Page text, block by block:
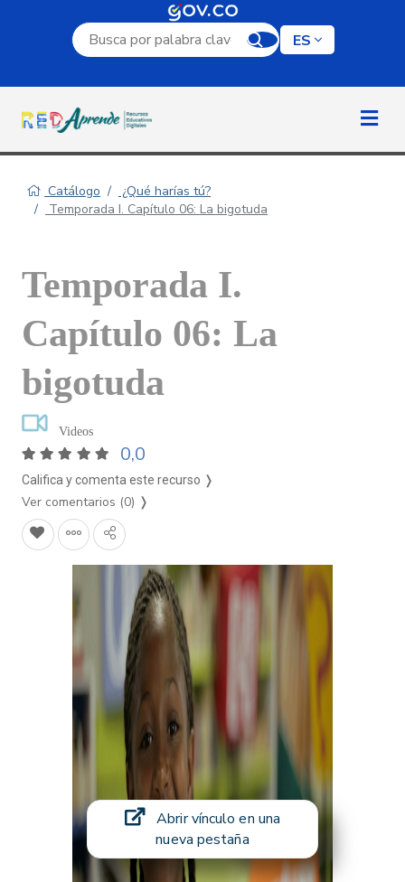
Campo de búsqueda por palabra clave
ES
Catálogo
¿Qué harías tú?
Temporada I. Capítulo 06: La bigotuda
Temporada I.
Capítulo 06: La
bigotuda
Videos
0,0
Califica y comenta este recurso ❭
Ver comentarios (0) ❭
Abrir vínculo en una
nueva pestaña